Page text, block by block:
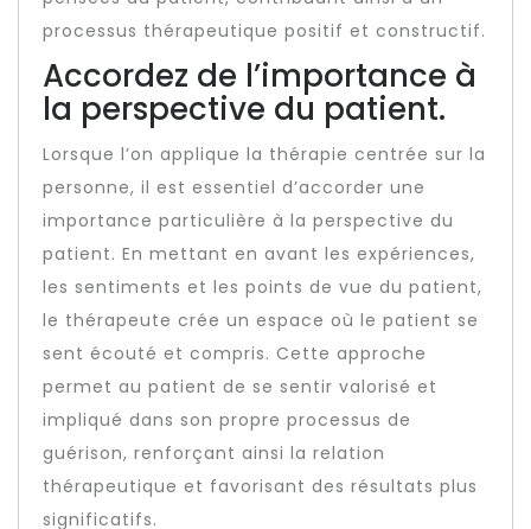
processus thérapeutique positif et constructif.
Accordez de l’importance à
la perspective du patient.
Lorsque l’on applique la thérapie centrée sur la
personne, il est essentiel d’accorder une
importance particulière à la perspective du
patient. En mettant en avant les expériences,
les sentiments et les points de vue du patient,
le thérapeute crée un espace où le patient se
sent écouté et compris. Cette approche
permet au patient de se sentir valorisé et
impliqué dans son propre processus de
guérison, renforçant ainsi la relation
thérapeutique et favorisant des résultats plus
significatifs.